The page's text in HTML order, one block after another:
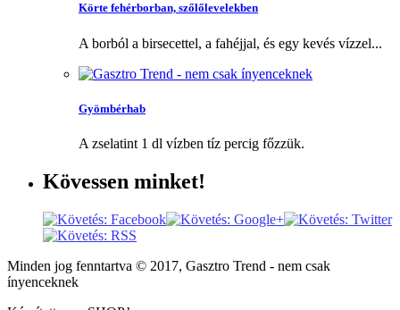
Körte fehérborban, szőlőlevelekben
A borból a birsecettel, a fahéjjal, és egy kevés vízzel...
Gyömbérhab
A zselatint 1 dl vízben tíz percig főzzük.
Kövessen minket!
Minden jog fenntartva © 2017, Gasztro Trend - nem csak
ínyenceknek